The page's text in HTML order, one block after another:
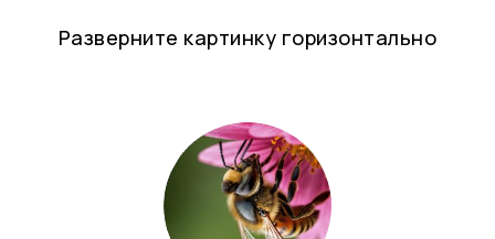
Разверните картинку горизонтально